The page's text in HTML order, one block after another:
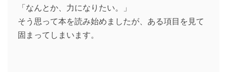
「なんとか、力になりたい。」
そう思って本を読み始めましたが、ある項目を見て
固まってしまいます。